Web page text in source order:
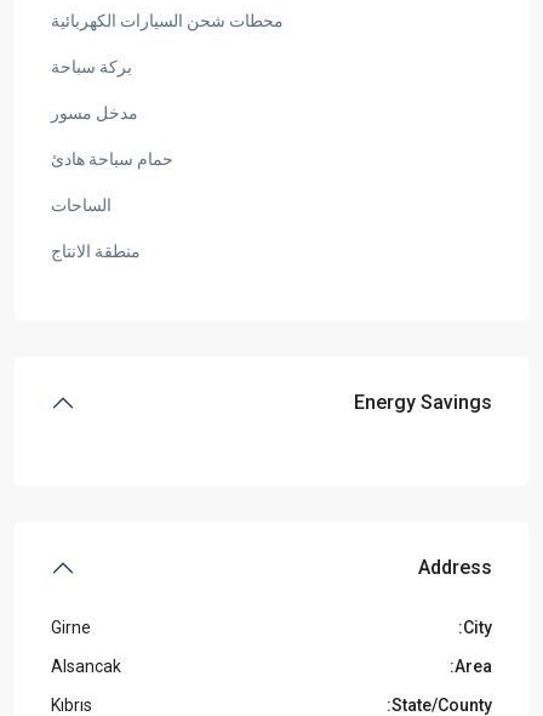
محطات شحن السيارات الكهربائية
بركة سباحة
مدخل مسور
حمام سباحة هادئ
الساحات
منطقة الانتاج
Energy Savings
Address
City:
Girne
Area:
Alsancak
State/County:
Kıbrıs